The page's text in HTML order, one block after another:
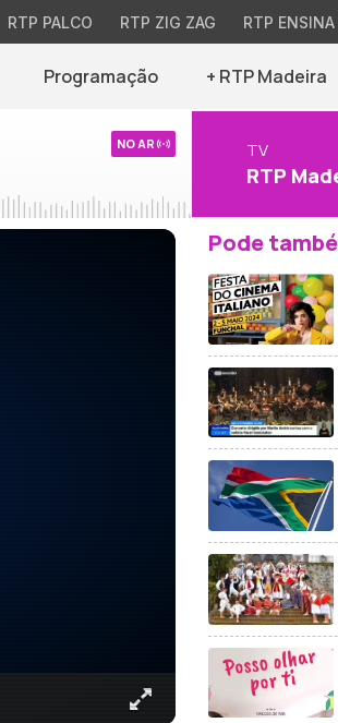
RTP PALCO RTP ZIG ZAG RTP ENSINA
Programação + RTP Madeira
NO AR TV
RTP
Pode